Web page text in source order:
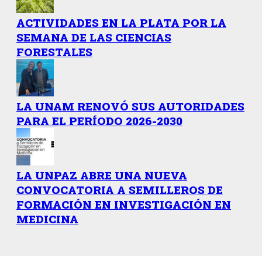
ACTIVIDADES EN LA PLATA POR LA
SEMANA DE LAS CIENCIAS
FORESTALES
LA UNAM RENOVÓ SUS AUTORIDADES
PARA EL PERÍODO 2026-2030
LA UNPAZ ABRE UNA NUEVA
CONVOCATORIA A SEMILLEROS DE
FORMACIÓN EN INVESTIGACIÓN EN
MEDICINA